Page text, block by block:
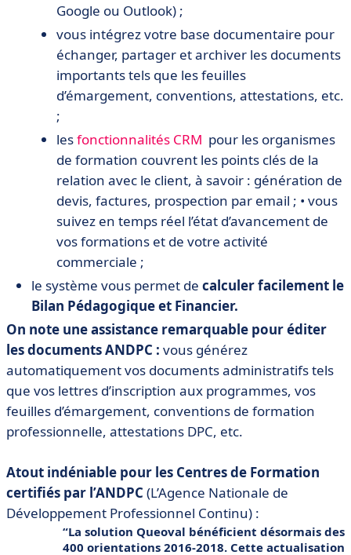
Google ou Outlook) ;
vous intégrez votre base documentaire pour
échanger, partager et archiver les documents
importants tels que les feuilles
d’émargement, conventions, attestations, etc.
;
lesfonctionnalités CRM pour les organismes
de formation couvrent les points clés de la
relation avec le client, à savoir : génération de
devis, factures, prospection par email ; • vous
suivez en temps réel l’état d’avancement de
vos formations et de votre activité
commerciale ;
le système vous permet de calculer facilement le
Bilan Pédagogique et Financier.
On note une assistance remarquable pour éditer
les documents ANDPC : vous générez
automatiquement vos documents administratifs tels
que vos lettres d’inscription aux programmes, vos
feuilles d’émargement, conventions de formation
professionnelle, attestations DPC, etc.
Atout indéniable pour les Centres de Formation
certifiés par l’ANDPC (L’Agence Nationale de
Développement Professionnel Continu) :
La solution Queoval bénéficient désormais des
400 orientations 2016-2018. Cette actualisation